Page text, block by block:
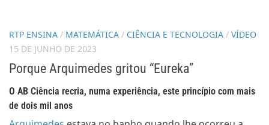
RTP ENSINA / MATEMÁTICA / CIÊNCIA E TECNOLOGIA / VÍDEO
15 DE JUNHO DE 2023
Porque Arquimedes gritou “Eureka”
O AB Ciência recria, numa experiência, este princípio com mais
de dois mil anos